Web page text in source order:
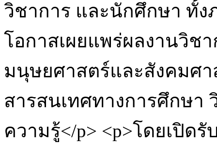
วิชาการ และนักศึกษา ทั้
โอกาสเผยแพร่ผลงานวิช
มนุษยศาสตร์และสังคมศา
สารสนเทศทางการศึกษา
ความรู้</p> <p>โดยเปิด